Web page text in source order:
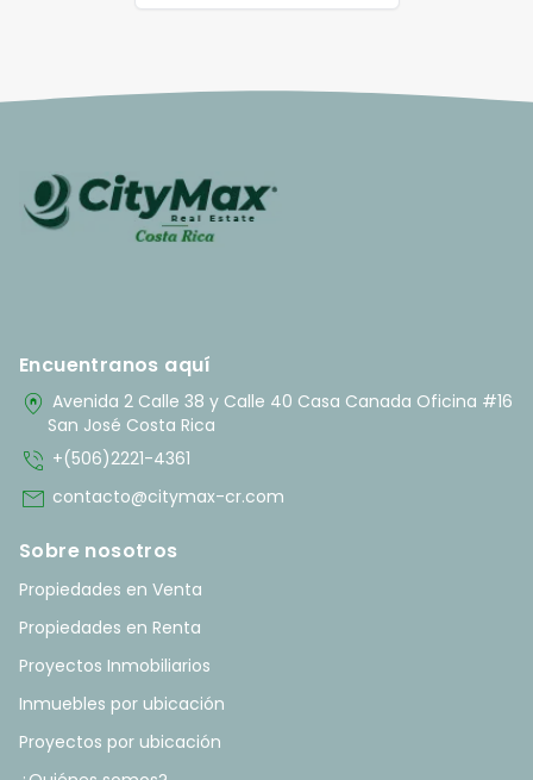
Encuentranos aquí
home_pin Avenida 2 Calle 38 y Calle 40 Casa Canada Oficina #16
San José Costa Rica
phone_in_talk +(506)2221-4361
mail contacto@citymax-cr.com
Sobre nosotros
Propiedades en Venta
Propiedades en Renta
Proyectos Inmobiliarios
Inmuebles por ubicación
Proyectos por ubicación